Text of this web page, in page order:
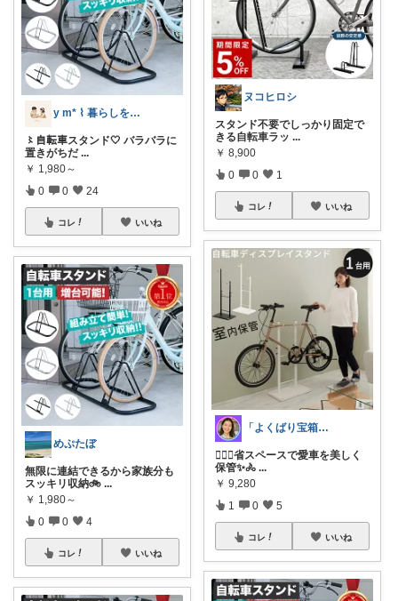
y m* ⌇ 暮らしを快適に
〻自転車スタンド🤍 バラバラに
置きがちだ ...
￥ 1,980～
0 0 24
コレ いいね
めぷたぼ
無限に連結できるから家族分も
スッキリ収納🚲 ...
￥ 1,980～
0 0 4
コレ いいね
ヌコヒロシ
スタンド不要でしっかり固定で
きる自転車ラッ ...
￥ 8,900
0 0 1
コレ いいね
「よくばり宝箱のROOM」
🚴‍♀️✨省スペースで愛車を美しく
保管✨🚴 ...
￥ 9,280
1 0 5
コレ いいね